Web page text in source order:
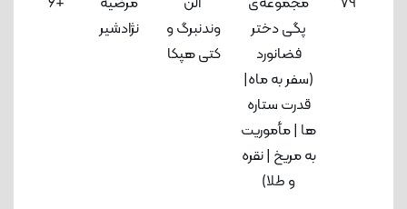
پگی دختر
فضانورد
(سفر به ماه|
قدرت ستاره
ها | مأموریت
به مریخ | نقره
و طلا)
وندنبرگ و
کتی هپکا
نژادشیر